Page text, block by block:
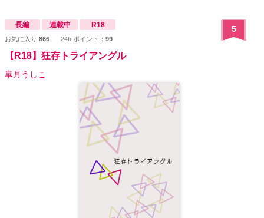
長編 連載中 R18
お気に入り:866 24h.ポイント： 99
5
【R18】狂存トライアングル
皐月うしこ